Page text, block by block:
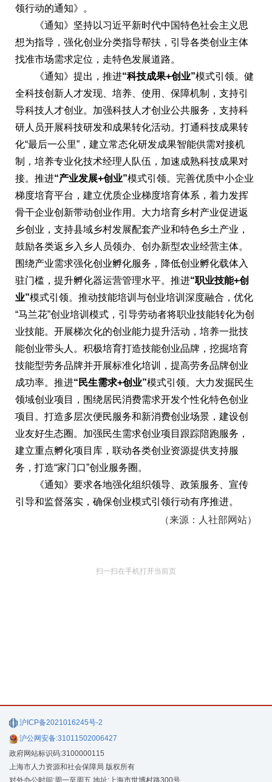
领行动的通知》。
《通知》坚持以习近平新时代中国特色社会主义思
想为指导，强化创业分类指导帮扶，引导各类创业主体
找准市场需求定位，走特色发展道路。
《通知》提出，推进“科技成果+创业”模式引领。健
全科技创新人才发现、培养、使用、保障机制，支持引
导科技人才创业。加强科技人才创业公共服务，支持科
研人员开展科技研发和成果转化活动。打通科技成果转
化“最后一公里”，建立常态化研发成果智能供需对接机
制，培养专业化技术经理人队伍，加速成熟科技成果对
接。推进“产业发展+创业”模式引领。完善优质中小企业
梯度培育平台，建立优质企业梯度培育体系，着力发挥
骨干企业创新带动创业作用。大力培育乡村产业促进返
乡创业，支持县域乡村发展配套产业和特色乡土产业，
鼓励各类返乡入乡人员领办、创办新型农业经营主体。
围绕产业需求强化创业孵化服务，降低创业孵化载体入
驻门槛，提升孵化器运营管理水平。推进“职业技能+创
业”模式引领。推动技能培训与创业培训深度融合，优化
“马兰花”创业培训模式，引导劳动者将职业技能转化为创
业技能。开展梯次化的创业能力提升活动，培养一批技
能创业带头人。积极培育打造技能创业品牌，挖掘培育
技能型劳务品牌并开展标准化培训，提高劳务品牌创业
成功率。推进“民生需求+创业”模式引领。大力发掘民生
领域创业项目，围绕居民消费需求开发个性化特色创业
项目。打造多层次便民服务和新消费创业场景，建设创
业友好生态圈。加强民生需求创业项目跟踪陪跑服务，
建立重点孵化项目库，联动各类创业资源提供支持服
务，打造“家门口”创业服务圈。
《通知》要求各地强化组织领导、政策服务、宣传
引导和监督落实，确保创业模式引领行动有序推进。
（来源：人社部网站）
扫一扫在手机打开当前页
沪ICP备2021016245号-2
沪公网安备:31011502006427
政府网站标识码:3100000115
上海市人力资源和社会保障局 版权所有
对外办公时间:周一至周五 地址:上海市世博村路300号